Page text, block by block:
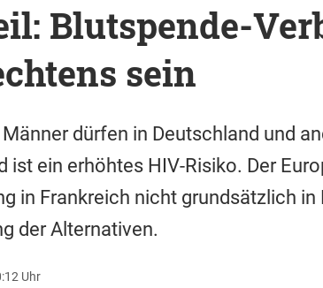
Blutspende-
sein
dürfen in Deutschland und
ist ein erhöhtes HIV-Risiko. Der
in Frankreich nicht grundsätzlich in
der Alternativen.
Uhr